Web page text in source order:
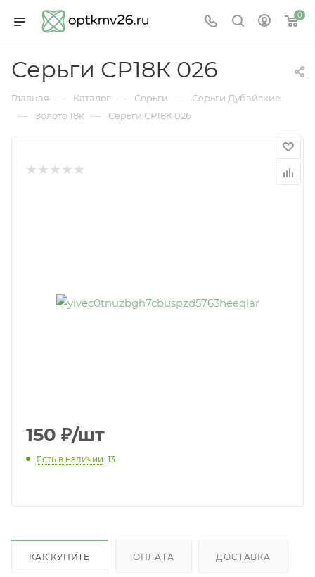
0
Серьги СР18К 026
Главная — Каталог — Серьги — Серьги Дубайские
— Золото 18к — Серьги СР18К 026
150 ₽/шт
Есть в наличии: 13
КАК КУПИТЬ ОПЛАТА ДОСТАВКА